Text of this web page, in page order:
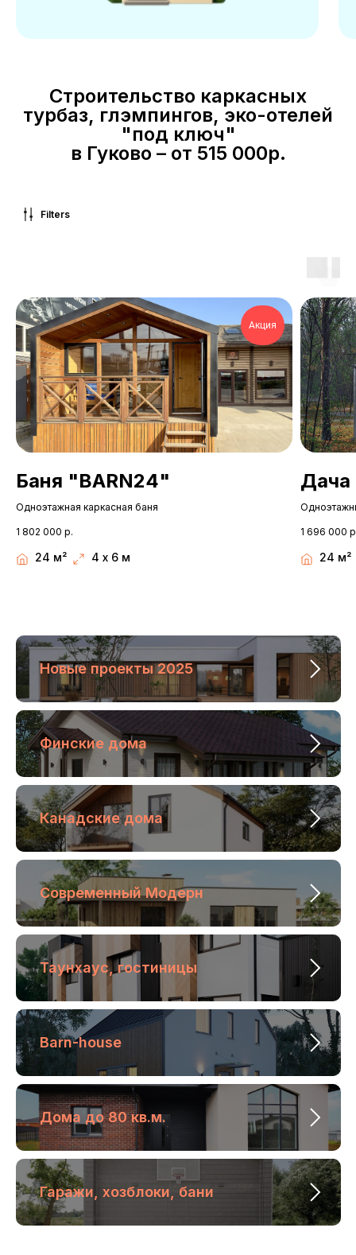
Строительство каркасных
турбаз, глэмпингов, эко-отелей
"под ключ"
в Гуково – от 515 000р.
Filters
Акция
Баня "BARN24"
Одноэтажная каркасная баня
1 802 000 р.
24 м² 4 х 6 м
Дача
1 696 000
24 м²
Новые проекты 2025
Финские дома
Канадские дома
Современный Модерн
Таунхаус, гостиницы
Barn-house
Дома до 80 кв.м.
Гаражи, хозблоки, бани